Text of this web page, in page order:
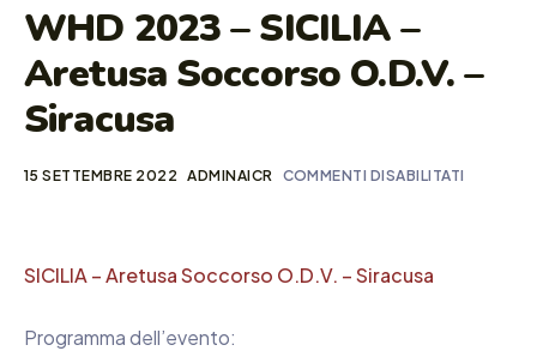
I SALVATI
FORMAZIONE
PROGETTI
NEWS
WHD 2023 – SICILIA –
Aretusa Soccorso O.D.V. –
Siracusa
15 SETTEMBRE 2022 ADMINAICR COMMENTI DISABILITATI
SICILIA – Aretusa Soccorso O.D.V. – Siracusa
Programma dell’evento: